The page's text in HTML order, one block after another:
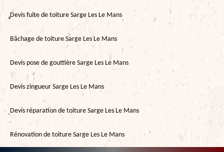
Devis fuite de toiture Sarge Les Le Mans
Bâchage de toiture Sarge Les Le Mans
Devis pose de gouttière Sarge Les Le Mans
Devis zingueur Sarge Les Le Mans
Devis réparation de toiture Sarge Les Le Mans
Rénovation de toiture Sarge Les Le Mans